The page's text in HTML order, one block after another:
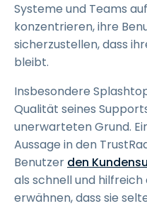
Systeme und Teams
konzentrieren, ihre
sicherzustellen, dass
bleibt.
Insbesondere
Qualität seines
unerwarteten Grund.
Aussage in den
Benutzer den
als schnell und
erwähnen, dass sie